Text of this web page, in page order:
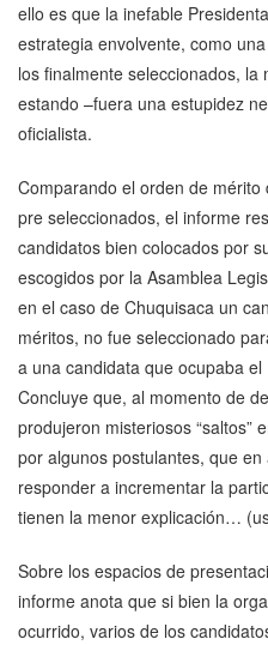
ello es que la inefable
estrategia envolvente, como
los finalmente seleccionados,
estando –fuera una estupidez
oficialista.
Comparando el orden de
pre seleccionados, el informe
candidatos bien colocados por
escogidos por la Asamblea
en el caso de Chuquisaca un
méritos, no fue seleccionado
a una candidata que ocupaba
Concluye que, al momento de
produjeron misteriosos “saltos”
por algunos postulantes, que
responder a incrementar la
tienen la menor explicación…
Sobre los espacios de
informe anota que si bien la
ocurrido, varios de los